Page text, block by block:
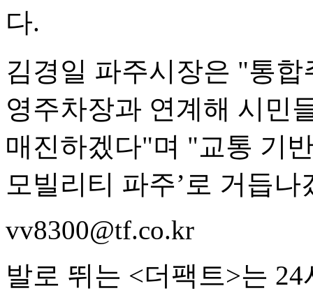
다.
김경일 파주시장은 "통
영주차장과 연계해 시민
매진하겠다"며 "교통 기
모빌리티 파주’로 거듭
vv8300@tf.co.kr
발로 뛰는 <더팩트>는